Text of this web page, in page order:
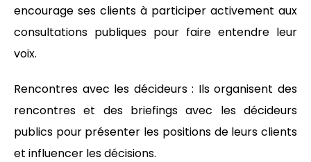
encourage ses clients à participer activement aux
consultations publiques pour faire entendre leur
voix.
Rencontres avec les décideurs : Ils organisent des
rencontres et des briefings avec les décideurs
publics pour présenter les positions de leurs clients
et influencer les décisions.